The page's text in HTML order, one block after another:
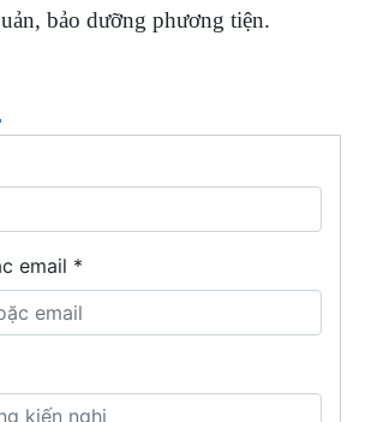
bảo dưỡng phương tiện.
email *